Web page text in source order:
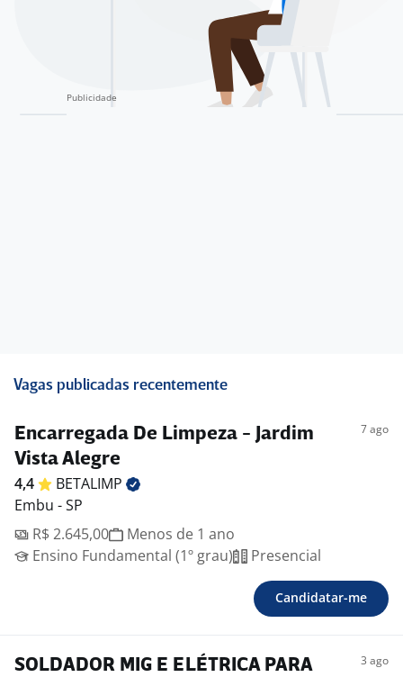
Vagas publicadas recentemente
Encarregada De Limpeza - Jardim
Vista Alegre
7 ago
4,4
BETALIMP
Embu - SP
R$ 2.645,00
Menos de 1 ano
Ensino Fundamental (1º grau)
Presencial
Candidatar-me
SOLDADOR MIG E ELÉTRICA PARA
3 ago